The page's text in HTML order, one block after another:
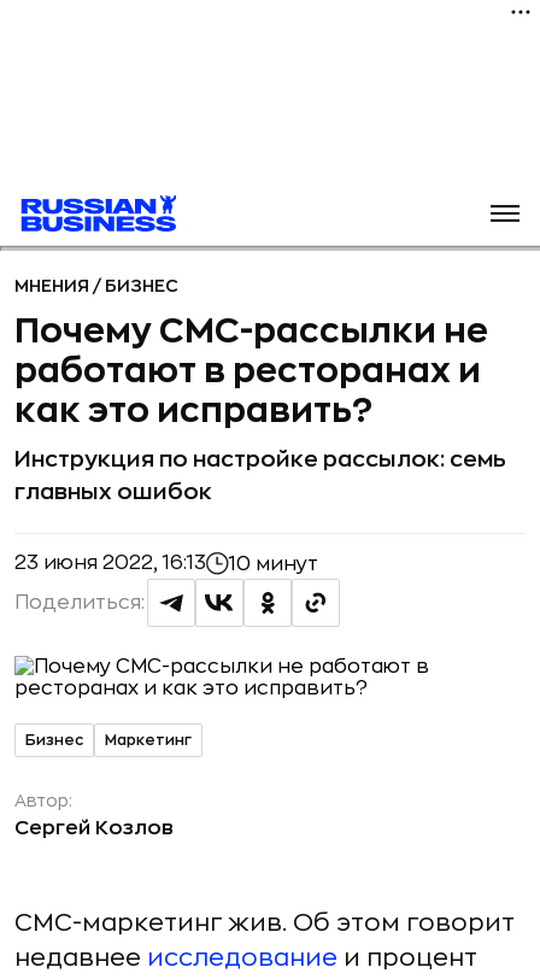
МНЕНИЯ / БИЗНЕС
Почему СМС-рассылки не
работают в ресторанах и
как это исправить?
Инструкция по настройке рассылок: семь
главных ошибок
23 июня 2022, 16:13 10 минут
Поделиться:
Бизнес Маркетинг
Автор:
Сергей Козлов
СМС-маркетинг жив. Об этом говорит
недавнее исследование и процент